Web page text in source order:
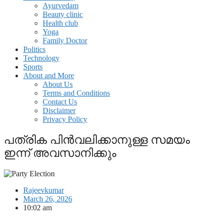
Ayurvedam
Beauty clinic
Health club
Yoga
Family Doctor
Politics
Technology
Sports
About and More
About Us
Terms and Conditions
Contact Us
Disclaimer
Privacy Policy
പത്രിക പിന്‍വലിക്കാനുള്ള സമയം
ഇന്ന് അവസാനിക്കും
Rajeevkumar
March 26, 2026
10:02 am